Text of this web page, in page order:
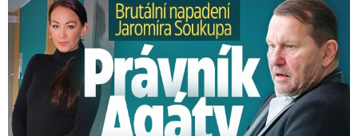
Brutální napadení Soukupa. Právník Agáty promluvil